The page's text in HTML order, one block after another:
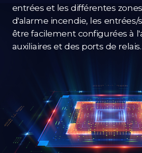
entrées et les différentes
d'alarme incendie, les entrées/
être facilement configurées à
auxiliaires et des ports de relais.